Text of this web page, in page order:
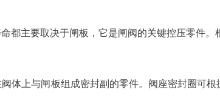
都主要取决于闸板，它是闸阀的关键控压零件。
体上与闸板组成密封副的零件。阀座密封圈可